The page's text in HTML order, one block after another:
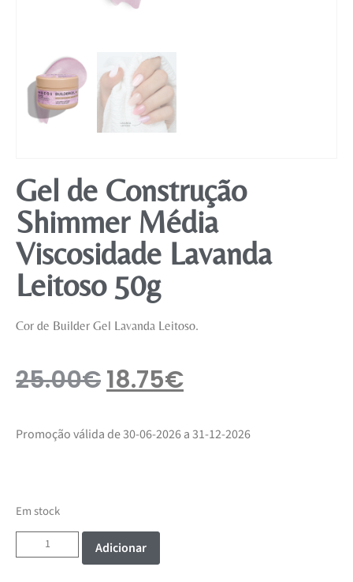
Gel de Construção
Shimmer Média
Viscosidade Lavanda
Leitoso 50g
Cor de Builder Gel Lavanda Leitoso.
25.00€18.75€
Promoção válida de 30-06-2026 a 31-12-2026
Em stock
Adicionar